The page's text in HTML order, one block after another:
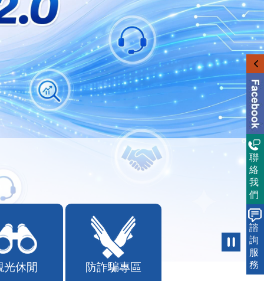
光休閒 防詐騙專區
聯
絡
我
們
諮
詢
服
務